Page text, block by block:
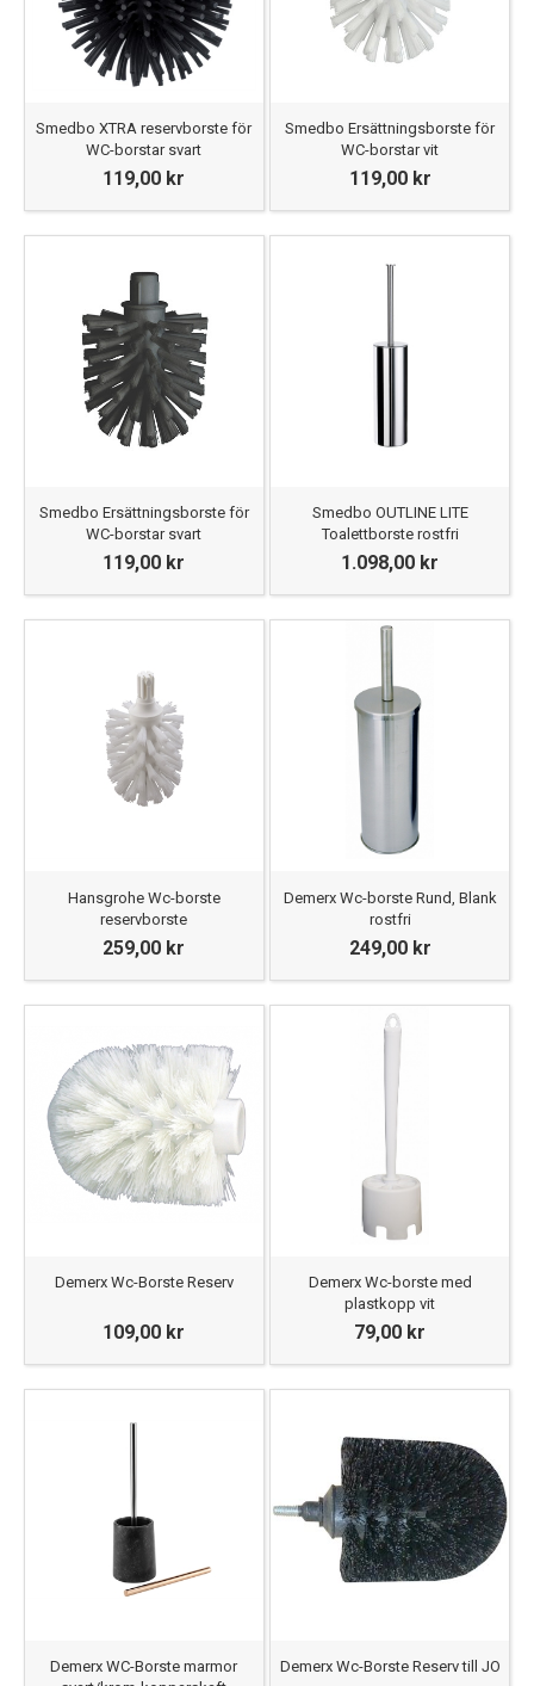
Smedbo XTRA reservborste för
WC-borstar svart
119,00 kr
Smedbo Ersättningsborste för
WC-borstar vit
119,00 kr
Smedbo Ersättningsborste för
WC-borstar svart
119,00 kr
Smedbo OUTLINE LITE
Toalettborste rostfri
1.098,00 kr
Hansgrohe Wc-borste
reservborste
259,00 kr
Demerx Wc-borste Rund, Blank
rostfri
249,00 kr
Demerx Wc-Borste Reserv
109,00 kr
Demerx Wc-borste med
plastkopp vit
79,00 kr
Demerx WC-Borste marmor
Demerx Wc-Borste Reserv till JO